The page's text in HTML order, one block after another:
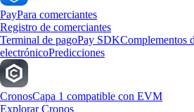
PayPara comerciantes
Registro de comerciantes
Terminal de pagoPay SDKComplementos
electrónicoPredicciones
CronosCapa 1 compatible con EVM
Explorar Cronos